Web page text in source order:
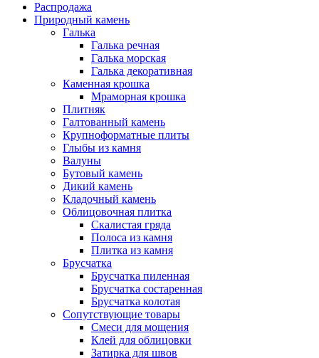
Распродажа
Природный камень
Галька
Галька речная
Галька морская
Галька декоративная
Каменная крошка
Мраморная крошка
Плитняк
Галтованный камень
Крупноформатные плиты
Глыбы из камня
Валуны
Бутовый камень
Дикий камень
Кладочный камень
Облицовочная плитка
Скалистая гряда
Полоса из камня
Плитка из камня
Брусчатка
Брусчатка пиленная
Брусчатка состаренная
Брусчатка колотая
Сопутствующие товары
Смеси для мощения
Клей для облицовки
Затирка для швов